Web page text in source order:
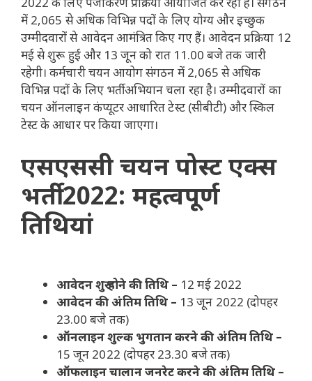
में 2,065 से अधिक विभिन्न पदों के लिए योग्य और इच्छुक
उम्मीदवारों से आवेदन आमंत्रित किए गए हैं। आवेदन प्रक्रिया 12
मई से शुरू हुई और 13 जून को रात 11.00 बजे तक जारी
रहेगी। कर्मचारी चयन आयोग संगठन में 2,065 से अधिक
विभिन्न पदों के लिए भर्ती अभियान चला रहा है। उम्मीदवारों का
चयन ऑनलाइन कंप्यूटर आधारित टेस्ट (सीबीटी) और स्किल
टेस्ट के आधार पर किया जाएगा।
एसएससी चयन पोस्ट एक्स
भर्ती 2022: महत्वपूर्ण
तिथियां
आवेदन शुरू होने की तिथि – 12 मई 2022
आवेदन की अंतिम तिथि – 13 जून 2022 (दोपहर
23.00 बजे तक)
ऑनलाइन शुल्क भुगतान करने की अंतिम तिथि –
15 जून 2022 (दोपहर 23.30 बजे तक)
ऑफलाइन चालान जनरेट करने की अंतिम तिथि –